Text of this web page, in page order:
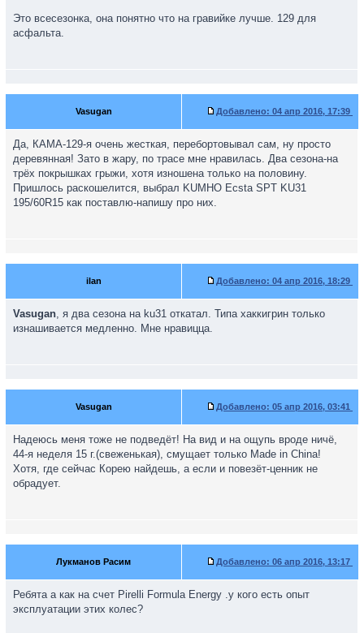
Это всесезонка, она понятно что на гравийке лучше. 129 для
асфальта.
Vasugan Добавлено: 04 апр 2016, 17:39
Да, КАМА-129-я очень жесткая, перебортовывал сам, ну просто
деревянная! Зато в жару, по трасе мне нравилась. Два сезона-на
трёх покрышках грыжи, хотя изношена только на половину.
Пришлось раскошелится, выбрал KUMHO Ecsta SPT KU31
195/60R15 как поставлю-напишу про них.
ilan Добавлено: 04 апр 2016, 18:29
Vasugan, я два сезона на ku31 откатал. Типа хаккигрин только
изнашивается медленно. Мне нравицца.
Vasugan Добавлено: 05 апр 2016, 03:41
Надеюсь меня тоже не подведёт! На вид и на ощупь вроде ничё,
44-я неделя 15 г.(свеженькая), смущает только Made in China!
Хотя, где сейчас Корею найдешь, а если и повезёт-ценник не
обрадует.
Лукманов Расим Добавлено: 06 апр 2016, 13:17
Ребята а как на счет Pirelli Formula Energy .у кого есть опыт
эксплуатации этих колес?